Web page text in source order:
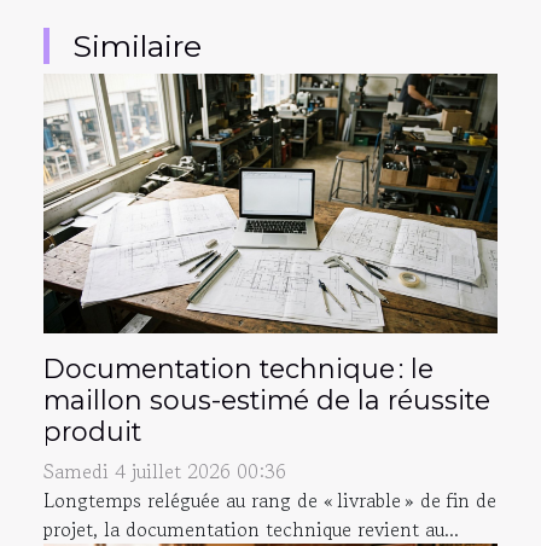
Similaire
Documentation technique : le
maillon sous-estimé de la réussite
produit
Samedi 4 juillet 2026 00:36
Longtemps reléguée au rang de « livrable » de fin de
projet, la documentation technique revient au...